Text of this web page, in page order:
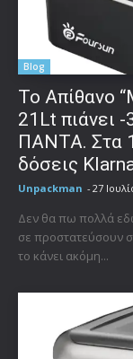
Blog
Το Απίθανο
21Lt πιάνει -
ΠΑΝΤΑ. Στα
δόσεις
Unpackman - 27
Δεν θα πω πολλά
σε προστατεύσουν
το κάνει ακόμη...